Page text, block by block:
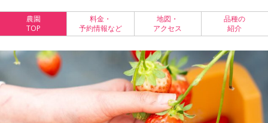
農園
TOP
料金・
予約情報など
地図・
アクセス
品種の
紹介